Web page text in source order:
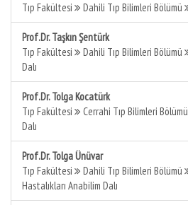
Tıp Fakültesi
Dahili Tıp Bilimleri Bölümü
Prof.Dr. Taşkın Şentürk
Tıp Fakültesi
Dahili Tıp Bilimleri Bölümü
Dalı
Prof.Dr. Tolga Kocatürk
Tıp Fakültesi
Cerrahi Tıp Bilimleri Bölümü
Dalı
Prof.Dr. Tolga Ünüvar
Tıp Fakültesi
Dahili Tıp Bilimleri Bölümü
Hastalıkları Anabilim Dalı